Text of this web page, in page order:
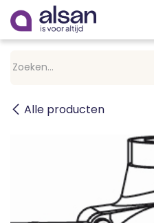
Overslaan naar inhoud
Alle producten